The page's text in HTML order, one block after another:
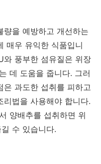
량을 예방하고 개선하는
매우 유익한 식품입니
와 풍부한 섬유질은 위장
데 도움을 줍니다. 그러
과도한 섭취를 피하고
법을 사용해야 합니다.
양배추를 섭취하면 위
수 있습니다.